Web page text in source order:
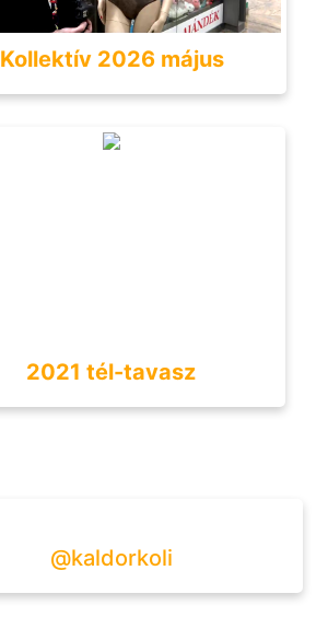
Kollektív 2026 május
2021 tél-tavasz
@kaldorkoli